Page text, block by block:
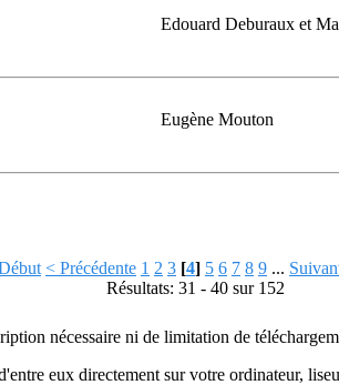
Edouard Deburaux et
Eugène Mouton
< Précédente 1 2 3 [4] 5 6 7 8 9 ...
Résultats: 31 - 40 sur 152
nécessaire ni de limitation de
eux directement sur votre ordinateur,